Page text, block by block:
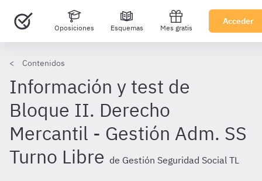
Oposiciones Esquemas Mes gratis
Acceder
Contenidos
Información y test de
Bloque II. Derecho
Mercantil - Gestión Adm. SS
Turno Libre de Gestión Seguridad Social TL